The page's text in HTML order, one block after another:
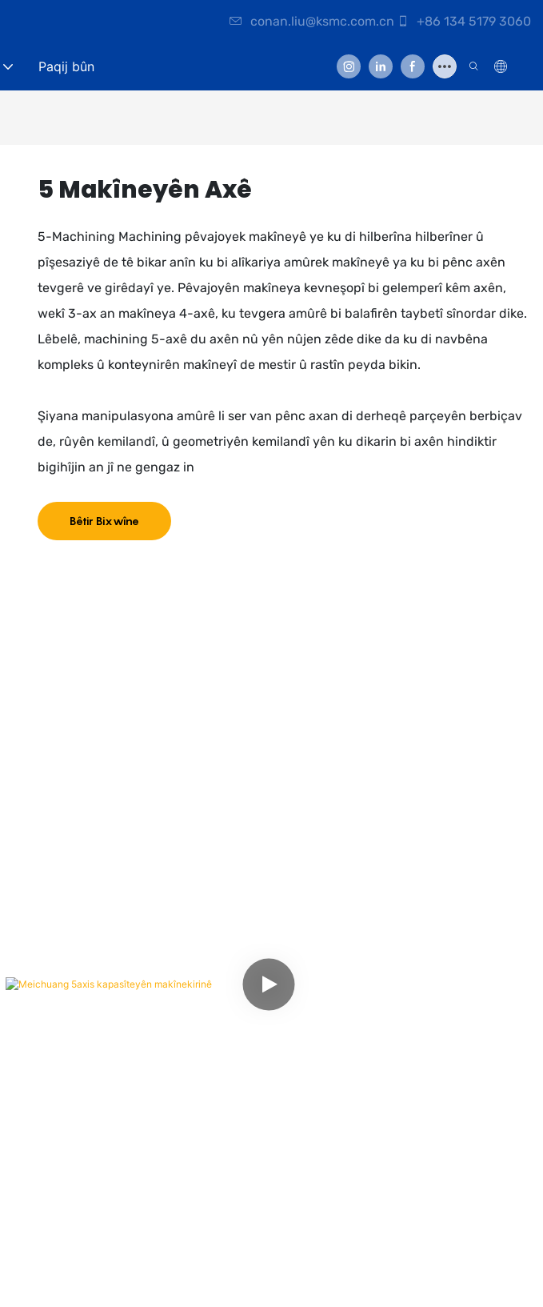
conan.liu@ksmc.com.cn +86 134 5179 3060
Paqij bûn
5 Makîneyên Axê
5-Machining Machining pêvajoyek makîneyê ye ku di hilberîna hilberîner û
pîşesaziyê de tê bikar anîn ku bi alîkariya amûrek makîneyê ya ku bi pênc axên
tevgerê ve girêdayî ye. Pêvajoyên makîneya kevneşopî bi gelemperî kêm axên,
wekî 3-ax an makîneya 4-axê, ku tevgera amûrê bi balafirên taybetî sînordar dike.
Lêbelê, machining 5-axê du axên nû yên nûjen zêde dike da ku di navbêna
kompleks û konteynirên makîneyî de mestir û rastîn peyda bikin.
Şiyana manipulasyona amûrê li ser van pênc axan di derheqê parçeyên berbiçav
de, rûyên kemilandî, û geometriyên kemilandî yên ku dikarin bi axên hindiktir
bigihîjin an jî ne gengaz in
Bêtir Bixwîne